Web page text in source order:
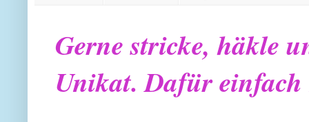
Gerne stricke, häkle
Unikat. Dafür